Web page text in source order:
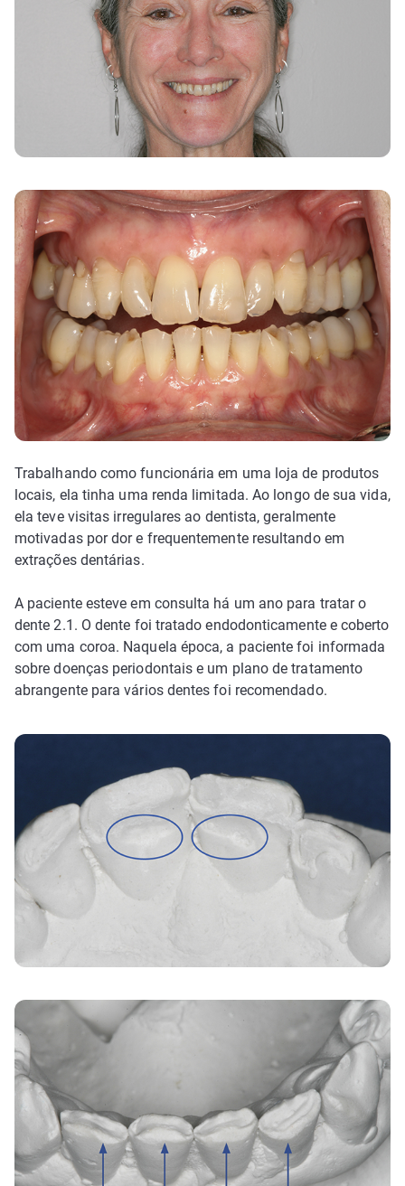
Trabalhando como funcionária em uma loja de produtos
locais, ela tinha uma renda limitada. Ao longo de sua vida,
ela teve visitas irregulares ao dentista, geralmente
motivadas por dor e frequentemente resultando em
extrações dentárias.
A paciente esteve em consulta há um ano para tratar o
dente 2.1. O dente foi tratado endodonticamente e coberto
com uma coroa. Naquela época, a paciente foi informada
sobre doenças periodontais e um plano de tratamento
abrangente para vários dentes foi recomendado.